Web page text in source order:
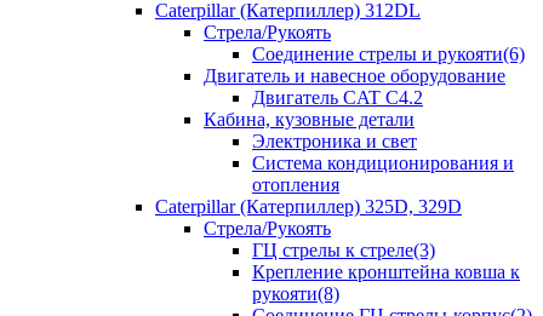
Caterpillar (Катерпиллер) 312DL
Стрела/Рукоять
Соединение стрелы и рукояти(6)
Двигатель и навесное оборудование
Двигатель CAT С4.2
Кабина, кузовные детали
Электроника и свет
Система кондиционирования и
отопления
Caterpillar (Катерпиллер) 325D, 329D
Стрела/Рукоять
ГЦ стрелы к стреле(3)
Крепление кронштейна ковша к
рукояти(8)